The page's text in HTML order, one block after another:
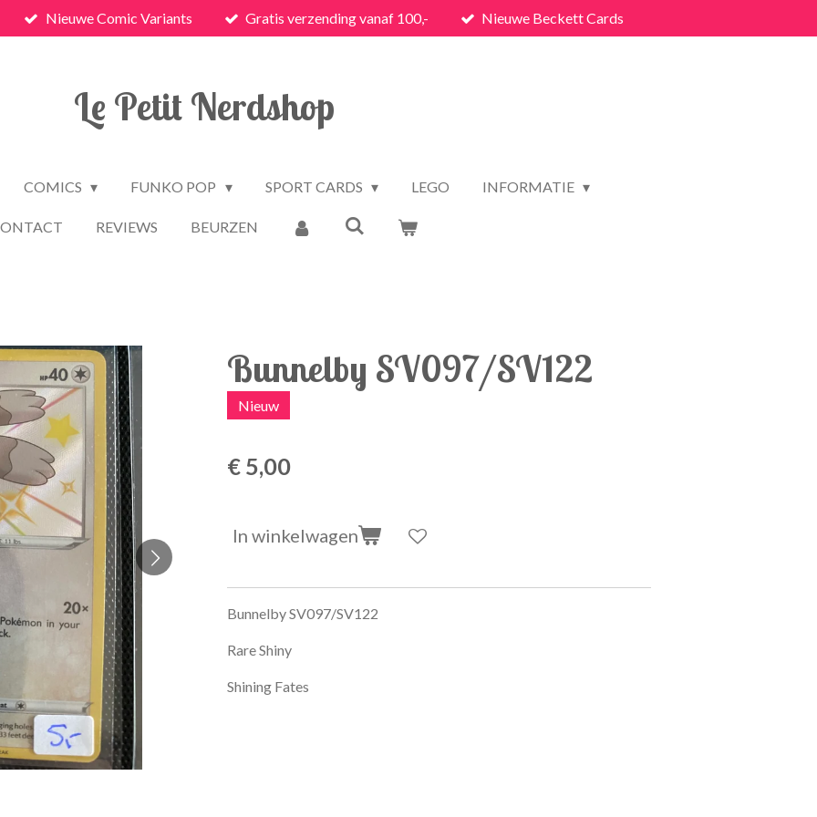
Nieuwe Comic Variants Gratis verzending vanaf 100,- Nieuwe Beckett Cards
Le Petit Nerdshop
COMICS FUNKO POP SPORT CARDS LEGO INFORMATIE
REVIEWS BEURZEN
Bunnelby SV097/SV122
Nieuw
€ 5,00
In winkelwagen
Bunnelby SV097/SV122
Rare Shiny
Shining Fates